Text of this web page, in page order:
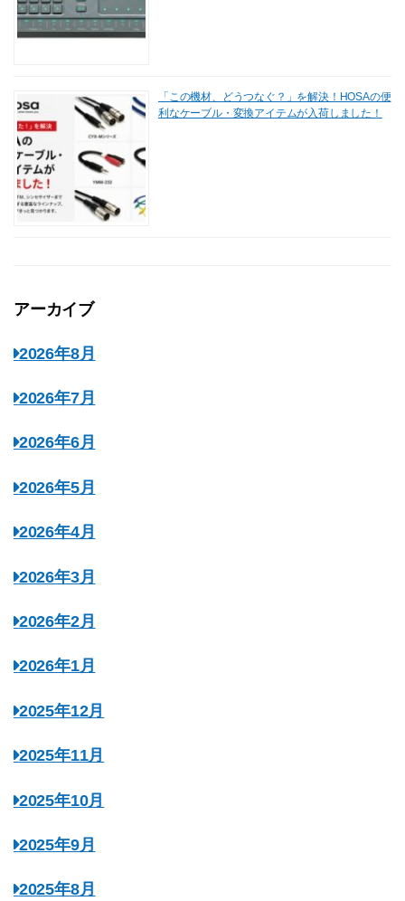
「この機材、どうつなぐ？」を解決！HOSAの便
利なケーブル・変換アイテムが入荷しました！
アーカイブ
2026年8月
2026年7月
2026年6月
2026年5月
2026年4月
2026年3月
2026年2月
2026年1月
2025年12月
2025年11月
2025年10月
2025年9月
2025年8月